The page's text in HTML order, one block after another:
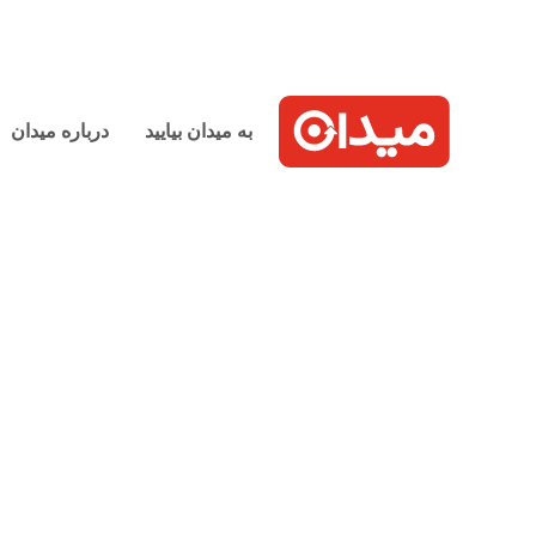
به میدان بیایید درباره میدان